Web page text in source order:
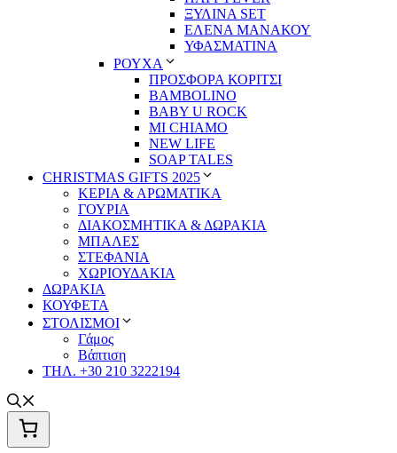
ΞΥΛΙΝΑ SET
ΕΛΕΝΑ ΜΑΝΑΚΟΥ
ΥΦΑΣΜΑΤΙΝΑ
ΡΟΥΧΑ
ΠΡΟΣΦΟΡΑ ΚΟΡΙΤΣΙ
BAMBOLINO
BABY U ROCK
MI CHIAMO
NEW LIFE
SOAP TALES
CHRISTMAS GIFTS 2025
ΚΕΡΙΑ & ΑΡΩΜΑΤΙΚΑ
ΓΟΥΡΙΑ
ΔΙΑΚΟΣΜΗΤΙΚΑ & ΔΩΡΑΚΙΑ
ΜΠΑΛΕΣ
ΣΤΕΦΑΝΙΑ
ΧΩΡΙΟΥΔΑΚΙΑ
ΔΩΡΑΚΙΑ
ΚΟΥΦΕΤΑ
ΣΤΟΛΙΣΜΟΙ
Γάμος
Βάπτιση
ΤΗΛ. +30 210 3222194